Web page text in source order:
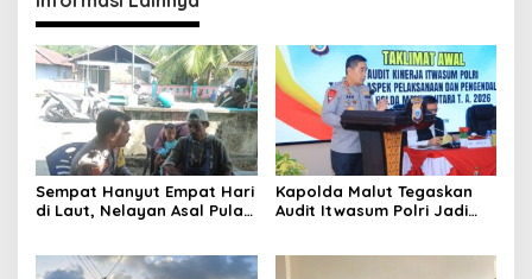
Sempat Hanyut Empat Hari
di Laut, Nelayan Asal Pulau
Utara
Kapolda Malut Tegaskan
Audit Itwasum Polri Jadi